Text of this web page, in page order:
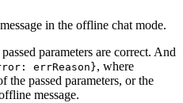
in the offline chat mode.
parameters are correct. And
errReason}, where
the passed parameters, or the
message.